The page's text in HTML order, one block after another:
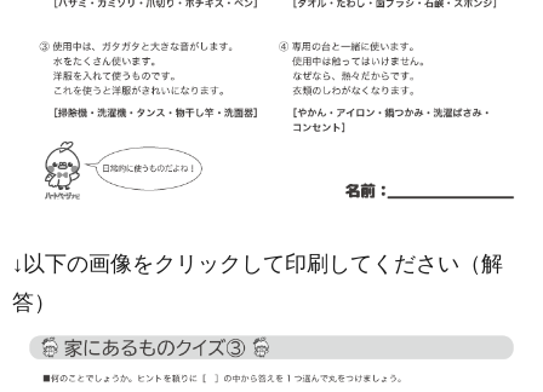
↓以下の画像をクリックして印刷してください（解
答）